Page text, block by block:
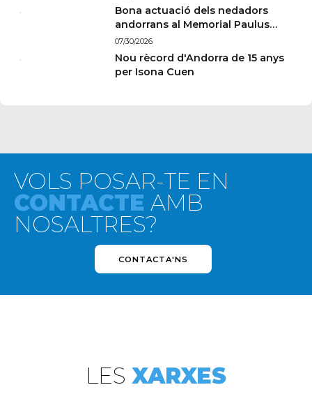
Bona actuació dels nedadors
andorrans al Memorial Paulus
Wildeboer de Sabadell
07/30/2026
Nou rècord d'Andorra de 15 anys
per Isona Cuen
VOLS POSAR-TE EN
CONTACTE AMB
NOSALTRES?
CONTACTA'NS
LES XARXES